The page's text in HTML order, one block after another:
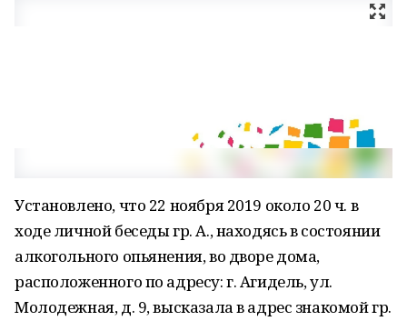
Установлено, что 22 ноября 2019 около 20 ч. в
ходе личной беседы гр. А., находясь в состоянии
алкогольного опьянения, во дворе дома,
расположенного по адресу: г. Агидель, ул.
Молодежная, д. 9, высказала в адрес знакомой гр.